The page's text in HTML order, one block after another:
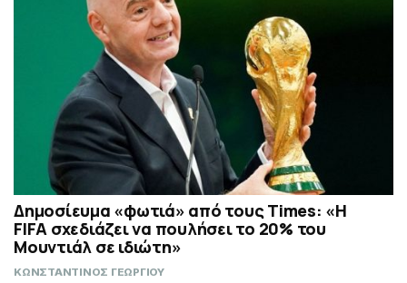
Δημοσίευμα «φωτιά» από τους Times: «Η
FIFA σχεδιάζει να πουλήσει το 20% του
Μουντιάλ σε ιδιώτη»
ΚΩΝΣΤΑΝΤΙΝΟΣ ΓΕΩΡΓΙΟΥ